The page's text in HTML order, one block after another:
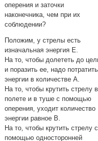
оперения и заточки
наконечника, чем при их
соблюдении?
Положим, у стрелы есть
изначальная энергия E.
На то, чтобы долететь до
и поразить ее, надо потратить
энергии в количестве A.
На то, чтобы крутить стрелу в
полете и в туше с помощью
оперения, уходит количество
энергии равное B.
На то, чтобы крутить стрелу с
помощью односторонней